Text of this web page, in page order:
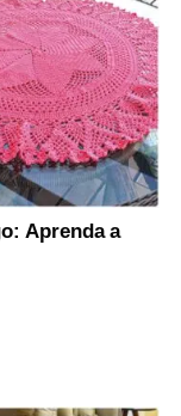
Aprenda a